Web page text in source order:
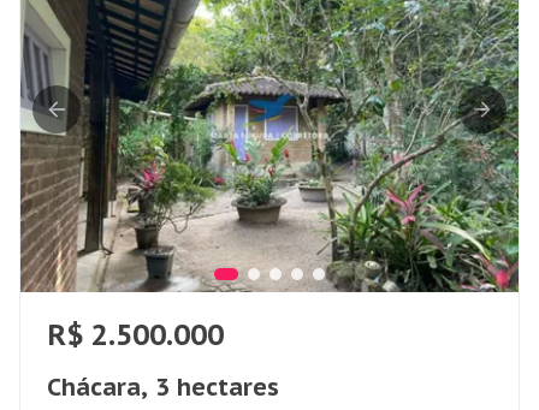
R$ 2.500.000
Chácara, 3 hectares